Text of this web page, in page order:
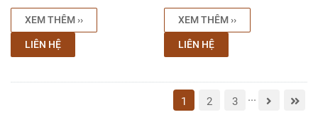
XEM THÊM ››
LIÊN HỆ
XEM THÊM ››
LIÊN HỆ
1 2 3 ...